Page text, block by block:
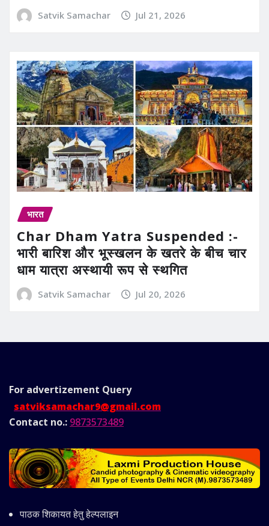
Satvik Samachar Jul 21, 2026
भारत
Char Dham Yatra Suspended :-
भारी बारिश और भूस्खलन के खतरे के बीच चार
धाम यात्रा अस्थायी रूप से स्थगित
Satvik Samachar Jul 20, 2026
For advertizement Query
satviksamachar9@gmail.com
Contact no.: 9873573489
पाठक शिकायत हेतु हेल्पलाइन